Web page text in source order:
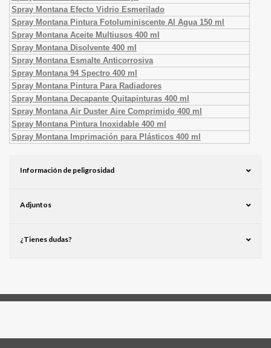
Spray Montana Efecto Vidrio Esmerilado
Spray Montana Pintura Fotoluminiscente Al Agua 150 ml
Spray Montana Aceite Multiusos 400 ml
Spray Montana Disolvente 400 ml
Spray Montana Esmalte Anticorrosiva
Spray Montana 94 Spectro 400 ml
Spray Montana Pintura Para Radiadores
Spray Montana Decapante Quitapinturas 400 ml
Spray Montana Air Duster Aire Comprimido 400 ml
Spray Montana Pintura Inoxidable 400 ml
Spray Montana Imprimación para Plásticos 400 ml
Información de peligrosidad
Adjuntos
¿Tienes dudas?